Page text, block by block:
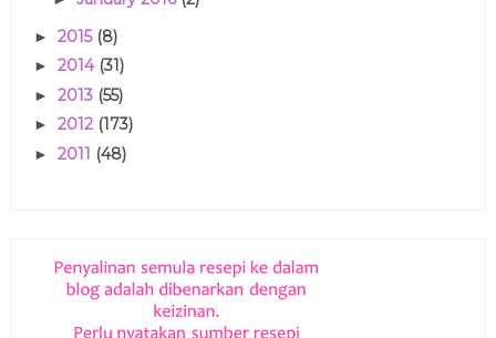
► 2015 (8)
► 2014 (31)
► 2013 (55)
► 2012 (173)
► 2011 (48)